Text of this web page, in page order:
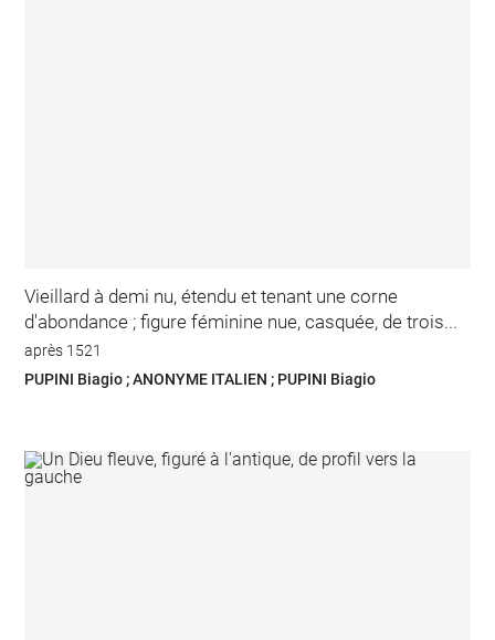
Vieillard à demi nu, étendu et tenant une corne
d'abondance ; figure féminine nue, casquée, de trois...
après 1521
PUPINI Biagio ; ANONYME ITALIEN ; PUPINI Biagio